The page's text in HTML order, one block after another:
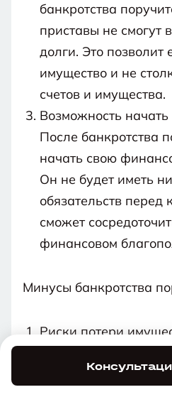
банкротства
приставы не смогут
долги. Это позволит
имущество и не
счетов и имущества.
Возможность начать
После банкротства
начать свою
Он не будет иметь
обязательств перед
сможет
финансовом
Минусы банкротства
Риски потери
реализовано